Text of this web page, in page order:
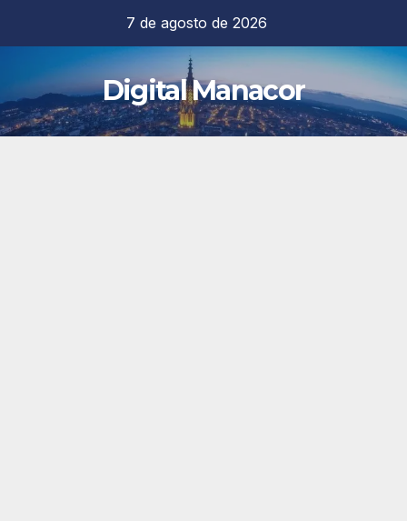
contenido
7 de agosto de 2026
Digital Manacor